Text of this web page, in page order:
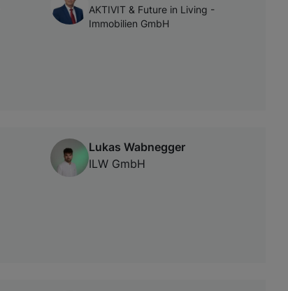
AKTIVIT & Future in Living -
Immobilien GmbH
Lukas Wabnegger
ILW GmbH